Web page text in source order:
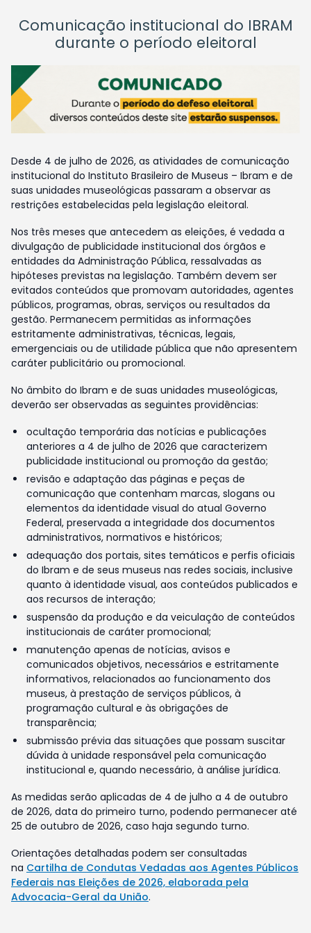
Comunicação institucional do IBRAM
durante o período eleitoral
Desde 4 de julho de 2026, as atividades de comunicação
institucional do Instituto Brasileiro de Museus – Ibram e de
suas unidades museológicas passaram a observar as
restrições estabelecidas pela legislação eleitoral.
Nos três meses que antecedem as eleições, é vedada a
divulgação de publicidade institucional dos órgãos e
entidades da Administração Pública, ressalvadas as
hipóteses previstas na legislação. Também devem ser
evitados conteúdos que promovam autoridades, agentes
públicos, programas, obras, serviços ou resultados da
gestão. Permanecem permitidas as informações
estritamente administrativas, técnicas, legais,
emergenciais ou de utilidade pública que não apresentem
caráter publicitário ou promocional.
No âmbito do Ibram e de suas unidades museológicas,
deverão ser observadas as seguintes providências:
ocultação temporária das notícias e publicações
anteriores a 4 de julho de 2026 que caracterizem
publicidade institucional ou promoção da gestão;
revisão e adaptação das páginas e peças de
comunicação que contenham marcas, slogans ou
elementos da identidade visual do atual Governo
Federal, preservada a integridade dos documentos
administrativos, normativos e históricos;
adequação dos portais, sites temáticos e perfis oficiais
do Ibram e de seus museus nas redes sociais, inclusive
quanto à identidade visual, aos conteúdos publicados e
aos recursos de interação;
suspensão da produção e da veiculação de conteúdos
institucionais de caráter promocional;
manutenção apenas de notícias, avisos e
comunicados objetivos, necessários e estritamente
informativos, relacionados ao funcionamento dos
museus, à prestação de serviços públicos, à
programação cultural e às obrigações de
transparência;
submissão prévia das situações que possam suscitar
dúvida à unidade responsável pela comunicação
institucional e, quando necessário, à análise jurídica.
As medidas serão aplicadas de 4 de julho a 4 de outubro
de 2026, data do primeiro turno, podendo permanecer até
25 de outubro de 2026, caso haja segundo turno.
Orientações detalhadas podem ser consultadas
na Cartilha de Condutas Vedadas aos Agentes Públicos
Federais nas Eleições de 2026, elaborada pela
Advocacia-Geral da União.